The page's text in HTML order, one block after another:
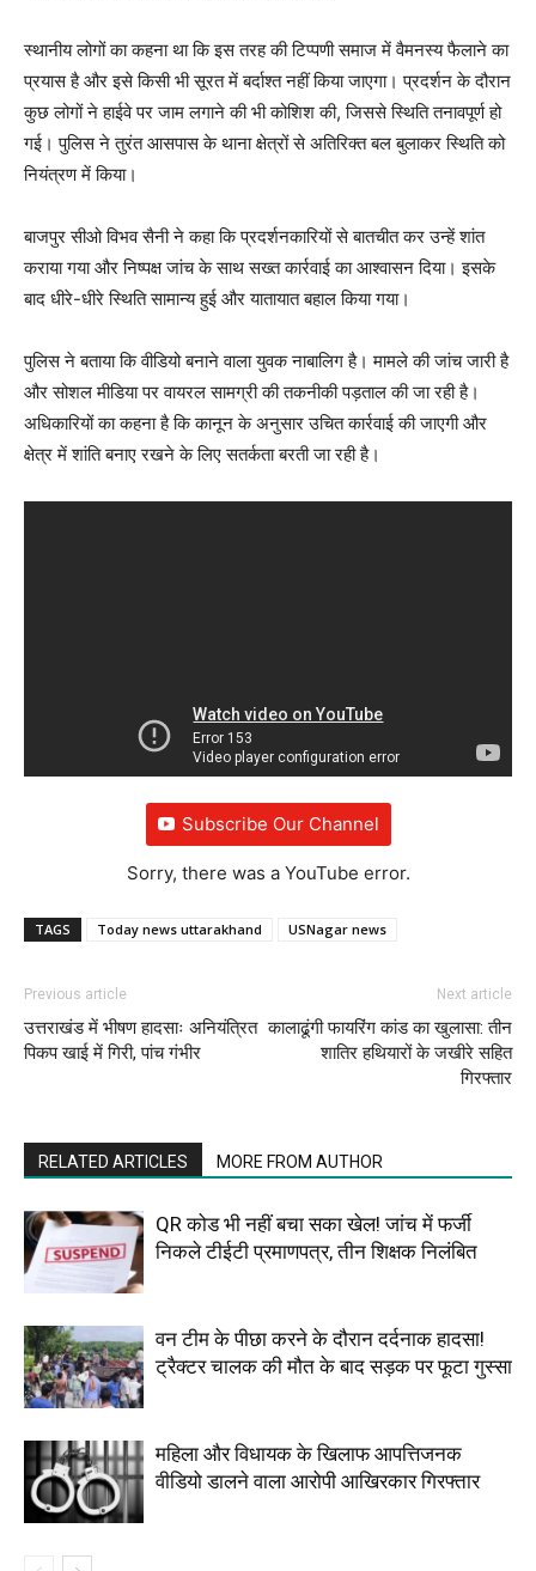
स्थानीय लोगों का कहना था कि इस तरह की टिप्पणी समाज में वैमनस्य फैलाने का
प्रयास है और इसे किसी भी सूरत में बर्दाश्त नहीं किया जाएगा। प्रदर्शन के दौरान
कुछ लोगों ने हाईवे पर जाम लगाने की भी कोशिश की, जिससे स्थिति तनावपूर्ण हो
गई। पुलिस ने तुरंत आसपास के थाना क्षेत्रों से अतिरिक्त बल बुलाकर स्थिति को
नियंत्रण में किया।
बाजपुर सीओ विभव सैनी ने कहा कि प्रदर्शनकारियों से बातचीत कर उन्हें शांत
कराया गया और निष्पक्ष जांच के साथ सख्त कार्रवाई का आश्वासन दिया। इसके
बाद धीरे-धीरे स्थिति सामान्य हुई और यातायात बहाल किया गया।
पुलिस ने बताया कि वीडियो बनाने वाला युवक नाबालिग है। मामले की जांच जारी है
और सोशल मीडिया पर वायरल सामग्री की तकनीकी पड़ताल की जा रही है।
अधिकारियों का कहना है कि कानून के अनुसार उचित कार्रवाई की जाएगी और
क्षेत्र में शांति बनाए रखने के लिए सतर्कता बरती जा रही है।
Subscribe Our Channel
Sorry, there was a YouTube error.
TAGS Today news uttarakhand USNagar news
Previous article
उत्तराखंड में भीषण हादसाः अनियंत्रित
पिकप खाई में गिरी, पांच गंभीर
Next article
कालाढूंगी फायरिंग कांड का खुलासा: तीन
शातिर हथियारों के जखीरे सहित
गिरफ्तार
RELATED ARTICLES MORE FROM AUTHOR
QR कोड भी नहीं बचा सका खेल! जांच में फर्जी
निकले टीईटी प्रमाणपत्र, तीन शिक्षक निलंबित
वन टीम के पीछा करने के दौरान दर्दनाक हादसा!
ट्रैक्टर चालक की मौत के बाद सड़क पर फूटा गुस्सा
महिला और विधायक के खिलाफ आपत्तिजनक
वीडियो डालने वाला आरोपी आखिरकार गिरफ्तार